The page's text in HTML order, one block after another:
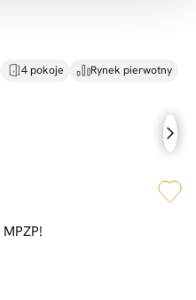
4 pokoje
Rynek pierwotny
MPZP!